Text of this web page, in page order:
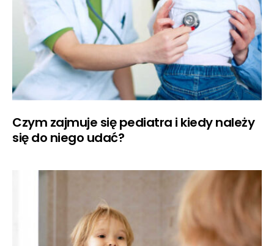
Czym zajmuje się pediatra i kiedy należy
się do niego udać?